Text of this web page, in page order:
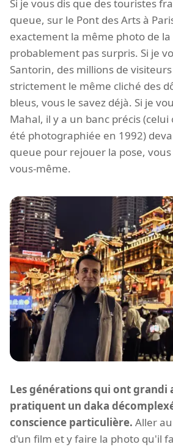
Si je vous dis que des touristes
queue, sur le Pont des Arts à
exactement la même photo de
probablement pas surpris. Si je
Santorin, des millions de
strictement le même cliché des
bleus, vous le savez déjà. Si je
Mahal, il y a un banc précis (celui
été photographiée en 1992)
queue pour rejouer la pose,
vous-même.
Les générations qui ont grandi
pratiquent un daka
conscience particulière. Aller
d'un film et y faire la photo qu'il